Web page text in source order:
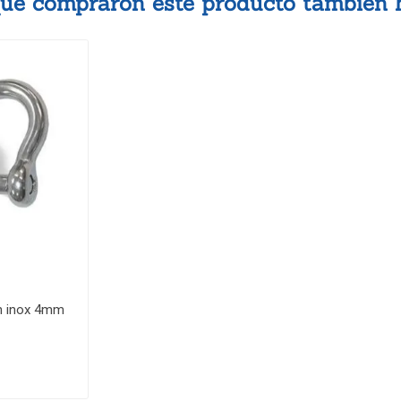
inox 4mm